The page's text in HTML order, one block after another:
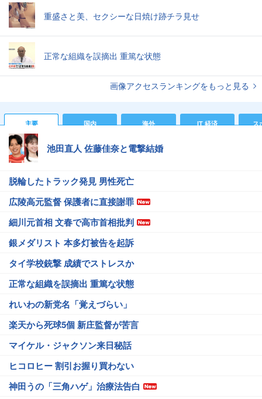
重盛さと美、セクシーな日焼け跡チラ見せ
正常な組織を誤摘出 重篤な状態
画像アクセスランキングをもっと見る
主要 国内 海外 IT 経済 ス
池田直人 佐藤佳奈と電撃結婚
脱輪したトラック発見 男性死亡
広陵高元監督 保護者に直接謝罪
細川元首相 文春で高市首相批判
銀メダリスト 本多灯被告を起訴
タイ学校銃撃 成績でストレスか
正常な組織を誤摘出 重篤な状態
れいわの新党名「覚えづらい」
楽天から死球5個 新庄監督が苦言
マイケル・ジャクソン来日秘話
ヒコロヒー 割引お握り買わない
神田うの「三角ハゲ」治療法告白